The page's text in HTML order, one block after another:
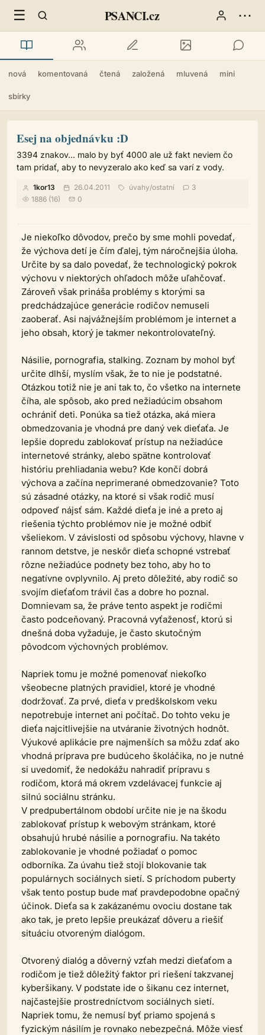
☰ PSANCI.cz ⋯
nová komentovaná čtená založená mluvená mini
sbírky
Esej na objednávku :D
3394 znakov... malo by byť 4000 ale už fakt neviem čo
tam pridať, aby to nevyzeralo ako keď sa varí z vody.
1kor13 26.04.2011 úvahy/ostatní
3
1886 (16)
0
Je niekoľko dôvodov, prečo by sme mohli povedať,
že výchova detí je čím ďalej, tým náročnejšia úloha.
Určite by sa dalo povedať, že technologický pokrok
výchovu v niektorých ohľadoch môže uľahčovať.
Zároveň však prináša problémy s ktorými sa
predchádzajúce generácie rodičov nemuseli
zaoberať. Asi najvážnejším problémom je internet a
jeho obsah, ktorý je takmer nekontrolovateľný.
Násilie, pornografia, stalking. Zoznam by mohol byť
určite dlhší, myslím však, že to nie je podstatné.
Otázkou totiž nie je ani tak to, čo všetko na internete
číha, ale spôsob, ako pred nežiadúcim obsahom
ochrániť deti. Ponúka sa tiež otázka, aká miera
obmedzovania je vhodná pre daný vek dieťaťa. Je
lepšie dopredu zablokovať prístup na nežiadúce
internetové stránky, alebo spätne kontrolovať
históriu prehliadania webu? Kde končí dobrá
výchova a začína neprimerané obmedzovanie? Toto
sú zásadné otázky, na ktoré si však rodič musí
odpoveď nájsť sám. Každé dieťa je iné a preto aj
riešenia týchto problémov nie je možné odbiť
všeliekom. V závislosti od spôsobu výchovy, hlavne v
rannom detstve, je neskôr dieťa schopné vstrebať
rôzne nežiadúce podnety bez toho, aby ho to
negatívne ovplyvnilo. Aj preto dôležité, aby rodič so
svojím dieťaťom trávil čas a dobre ho poznal.
Domnievam sa, že práve tento aspekt je rodičmi
často podceňovaný. Pracovná vyťaženosť, ktorú si
dnešná doba vyžaduje, je často skutočným
pôvodcom výchovných problémov.
Napriek tomu je možné pomenovať niekoľko
všeobecne platných pravidiel, ktoré je vhodné
dodržovať. Za prvé, dieťa v predškolskom veku
nepotrebuje internet ani počítač. Do tohto veku je
dieťa najcitlivejšie na utváranie životných hodnôt.
Výukové aplikácie pre najmenších sa môžu zdať ako
vhodná príprava pre budúceho školáčika, no je nutné
si uvedomiť, že nedokážu nahradiť prípravu s
rodičom, ktorá má okrem vzdelávacej funkcie aj
silnú sociálnu stránku.
V predpubertálnom období určite nie je na škodu
zablokovať prístup k webovým stránkam, ktoré
obsahujú hrubé násilie a pornografiu. Na takéto
zablokovanie je vhodné požiadať o pomoc
odborníka. Za úvahu tiež stojí blokovanie tak
populárnych sociálnych sietí. S príchodom puberty
však tento postup bude mať pravdepodobne opačný
účinok. Dieťa sa k zakázanému ovociu dostane tak
ako tak, je preto lepšie preukázať dôveru a riešiť
situáciu otvoreným dialógom.
Otvorený dialóg a dôverný vzťah medzi dieťaťom a
rodičom je tiež dôležitý faktor pri riešení takzvanej
kyberšikany. V podstate ide o šikanu cez internet,
najčastejšie prostredníctvom sociálnych sietí.
Napriek tomu, že nemusí byť priamo spojená s
fyzickým násilím je rovnako nebezpečná. Môže viesť